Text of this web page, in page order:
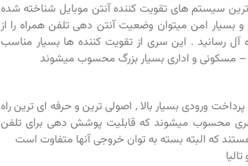
سیستم های تقویت کننده آنتن موبایل شناخته شده
امن میتوان وضعیت آنتن دهی تلفن همراه را از
به وضعیت ایده آل رسانید . این سری از تقویت کننده ها بسیار مناسب
مسکونی و اداری بسیار بزرگ محسوب میشوند
ورودی بسیار بالا , اصولی ترین و حرفه ای ترین راه
محسوب میشوند که قابلیت پوشش دهی برای تلفن